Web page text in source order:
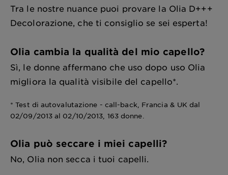
Tra le nostre nuance puoi provare la Olia D+++
Decolorazione, che ti consiglio se sei esperta!
Olia cambia la qualità del mio capello?
Sì, le donne affermano che uso dopo uso Olia
migliora la qualità visibile del capello*.
* Test di autovalutazione - call-back, Francia & UK dal
02/09/2013 al 02/10/2013, 163 donne.
Olia può seccare i miei capelli?
No, Olia non secca i tuoi capelli.